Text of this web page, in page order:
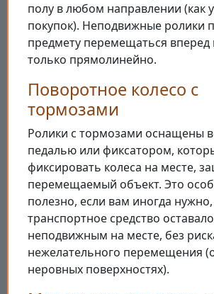
полу в любом направлении (как
покупок). Неподвижные ролики
предмету перемещаться вперед
только прямолинейно.
Поворотное колесо с
тормозами
Ролики с тормозами оснащены
педалью или фиксатором,
фиксировать колеса на месте,
перемещаемый объект. Это
полезно, если вам иногда
транспортное средство
неподвижным на месте, без
нежелательного перемещения
неровных поверхностях).